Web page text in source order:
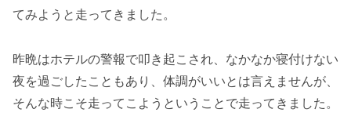
てみようと走ってきました。
昨晩はホテルの警報で叩き起こされ、なかなか寝付けない
夜を過ごしたこともあり、体調がいいとは言えませんが、
そんな時こそ走ってこようということで走ってきました。